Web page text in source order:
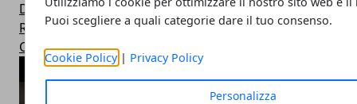
Puoi scegliere a quali categorie dare il tuo consenso.
Cookie Policy| Privacy Policy
Personalizza
Dieta per Dimagrire
Ricette Dietetiche Light
Corsi Fitness in Palestra
ARTICOLI POPOLARI